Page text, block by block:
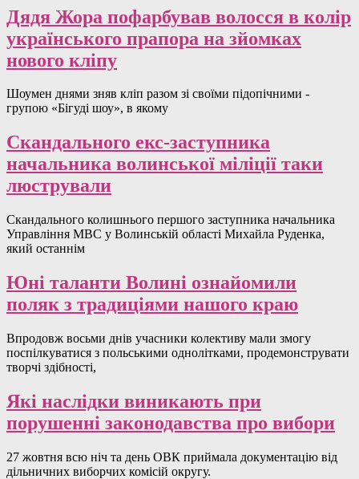
Дядя Жора пофарбував волосся в колір
українського прапора на зйомках
нового кліпу
Шоумен днями зняв кліп разом зі своїми підопічними -
групою «Бігуді шоу», в якому
Скандального екс-заступника
начальника волинської міліції таки
люстрували
Скандального колишнього першого заступника начальника
Управління МВС у Волинській області Михайла Руденка,
який останнім
Юні таланти Волині ознайомили
поляк з традиціями нашого краю
Впродовж восьми днів учасники колективу мали змогу
поспілкуватися з польськими однолітками, продемонструвати
творчі здібності,
Які наслідки виникають при
порушенні законодавства про вибори
27 жовтня всю ніч та день ОВК приймала документацію від
дільничних виборчих комісій округу.